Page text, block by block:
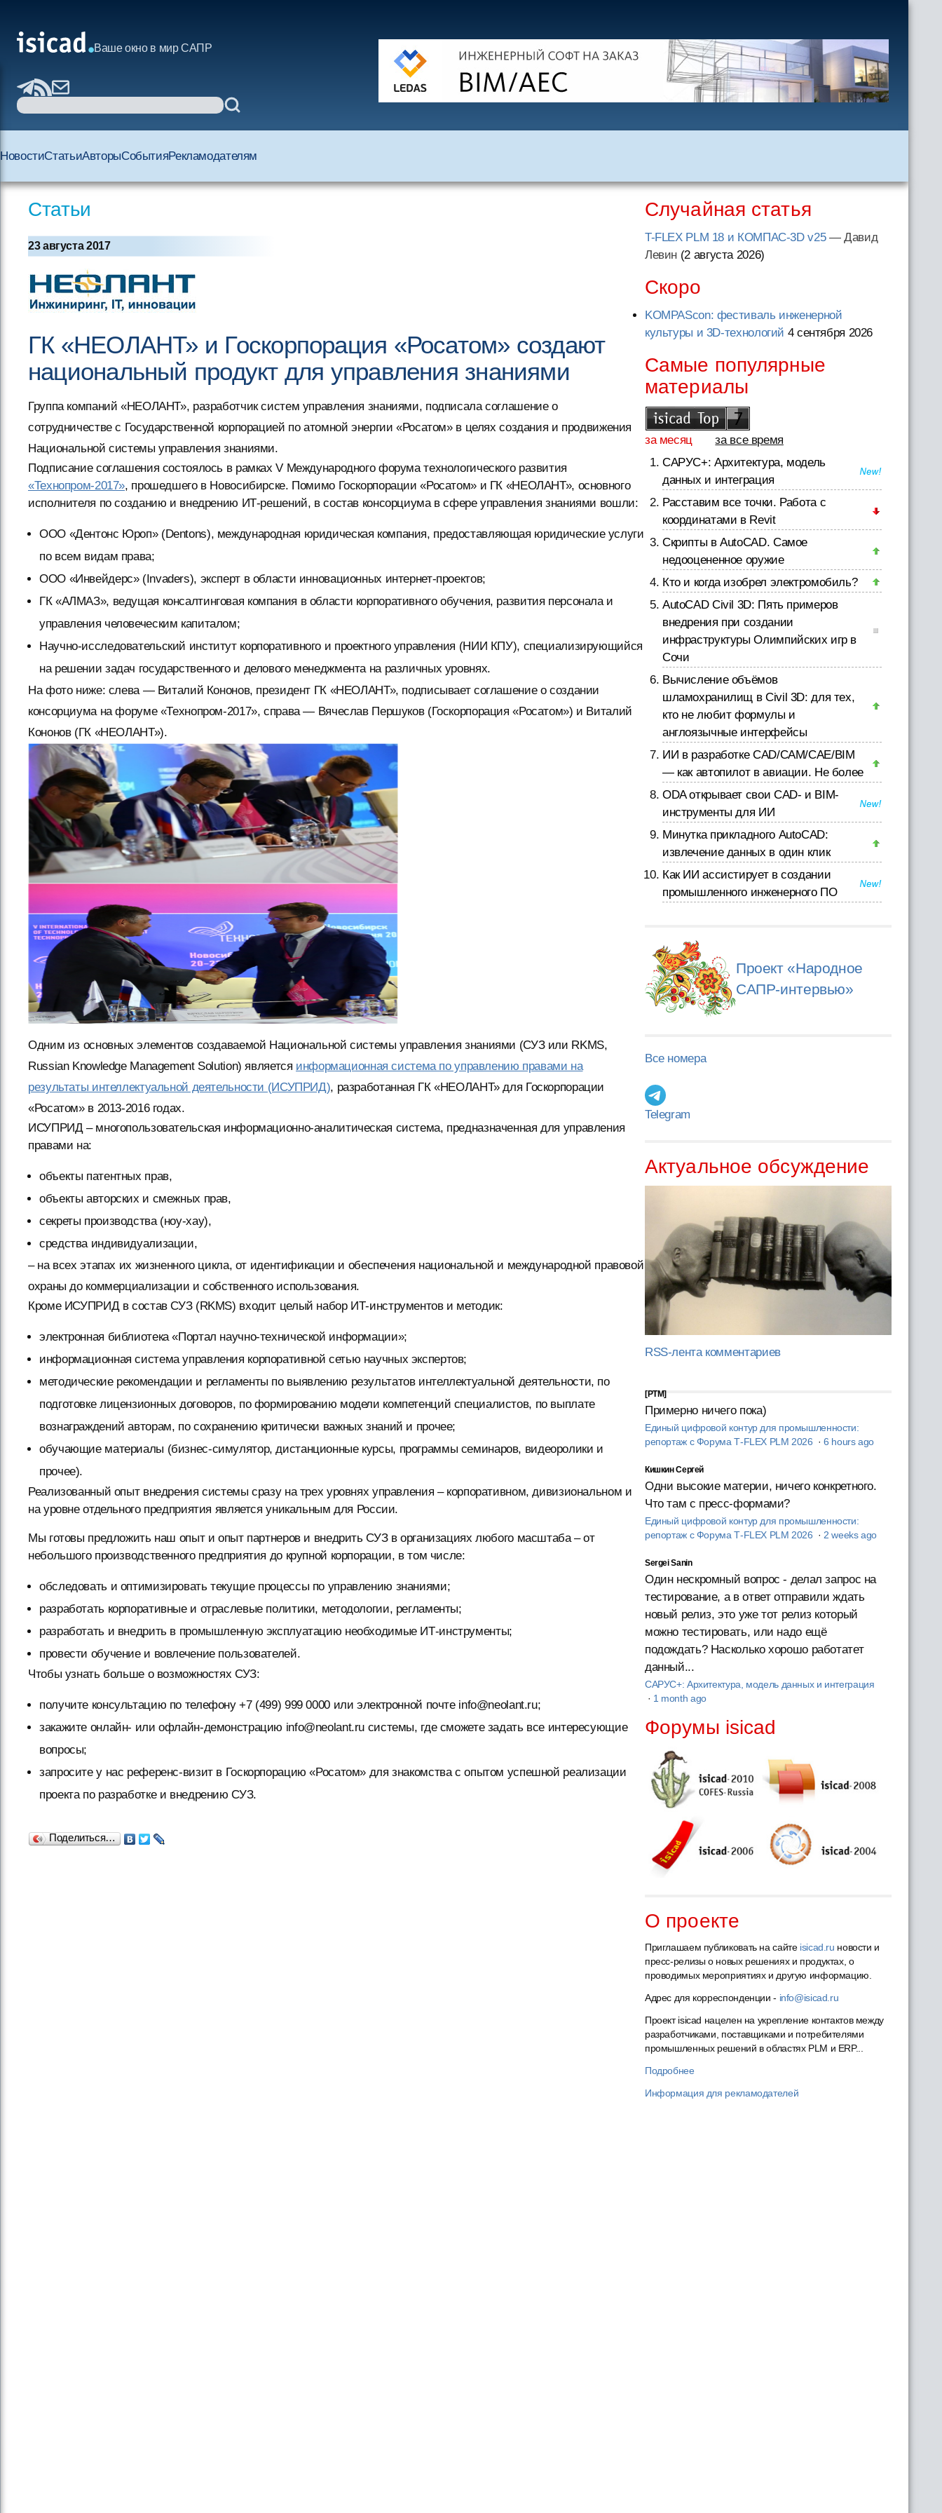
Ваше окно в мир САПР
НовостиСтатьиАвторыСобытияРекламодателям
Статьи
23 августа 2017
ГК «НЕОЛАНТ» и Госкорпорация «Росатом» создают
национальный продукт для управления знаниями
Группа компаний «НЕОЛАНТ», разработчик систем управления знаниями, подписала соглашение о
сотрудничестве с Государственной корпорацией по атомной энергии «Росатом» в целях создания и продвижения
Национальной системы управления знаниями.
Подписание соглашения состоялось в рамках V Международного форума технологического развития
«Технопром-2017», прошедшего в Новосибирске. Помимо Госкорпорации «Росатом» и ГК «НЕОЛАНТ», основного
исполнителя по созданию и внедрению ИТ-решений, в состав консорциума в сфере управления знаниями вошли:
ООО «Дентонс Юроп» (Dentons), международная юридическая компания, предоставляющая юридические услуги
по всем видам права;
ООО «Инвейдерс» (Invaders), эксперт в области инновационных интернет-проектов;
ГК «АЛМАЗ», ведущая консалтинговая компания в области корпоративного обучения, развития персонала и
управления человеческим капиталом;
Научно-исследовательский институт корпоративного и проектного управления (НИИ КПУ), специализирующийся
на решении задач государственного и делового менеджмента на различных уровнях.
На фото ниже: слева — Виталий Кононов, президент ГК «НЕОЛАНТ», подписывает соглашение о создании
консорциума на форуме «Технопром-2017», справа — Вячеслав Першуков (Госкорпорация «Росатом») и Виталий
Кононов (ГК «НЕОЛАНТ»).
Одним из основных элементов создаваемой Национальной системы управления знаниями (СУЗ или RKMS,
Russian Knowledge Management Solution) является информационная система по управлению правами на
результаты интеллектуальной деятельности (ИСУПРИД), разработанная ГК «НЕОЛАНТ» для Госкорпорации
«Росатом» в 2013-2016 годах.
ИСУПРИД – многопользовательская информационно-аналитическая система, предназначенная для управления
правами на:
объекты патентных прав,
объекты авторских и смежных прав,
секреты производства (ноу-хау),
средства индивидуализации,
– на всех этапах их жизненного цикла, от идентификации и обеспечения национальной и международной правовой
охраны до коммерциализации и собственного использования.
Кроме ИСУПРИД в состав СУЗ (RKMS) входит целый набор ИТ-инструментов и методик:
электронная библиотека «Портал научно-технической информации»;
информационная система управления корпоративной сетью научных экспертов;
методические рекомендации и регламенты по выявлению результатов интеллектуальной деятельности, по
подготовке лицензионных договоров, по формированию модели компетенций специалистов, по выплате
вознаграждений авторам, по сохранению критически важных знаний и прочее;
обучающие материалы (бизнес-симулятор, дистанционные курсы, программы семинаров, видеоролики и
прочее).
Реализованный опыт внедрения системы сразу на трех уровнях управления – корпоративном, дивизиональном и
на уровне отдельного предприятия является уникальным для России.
Мы готовы предложить наш опыт и опыт партнеров и внедрить СУЗ в организациях любого масштаба – от
небольшого производственного предприятия до крупной корпорации, в том числе:
обследовать и оптимизировать текущие процессы по управлению знаниями;
разработать корпоративные и отраслевые политики, методологии, регламенты;
разработать и внедрить в промышленную эксплуатацию необходимые ИТ-инструменты;
провести обучение и вовлечение пользователей.
Чтобы узнать больше о возможностях СУЗ:
получите консультацию по телефону +7 (499) 999 0000 или электронной почте info@neolant.ru;
закажите онлайн- или офлайн-демонстрацию info@neolant.ru системы, где сможете задать все интересующие
вопросы;
запросите у нас референс-визит в Госкорпорацию «Росатом» для знакомства с опытом успешной реализации
проекта по разработке и внедрению СУЗ.
Поделиться…
Случайная статья
T-FLEX PLM 18 и КОМПАС-3D v25— Давид
Левин (2 августа 2026)
Скоро
KOMPAScon: фестиваль инженерной
культуры и 3D-технологий 4 сентября 2026
Самые популярные
материалы
за месяц
за все время
САРУС+: Архитектура, модель
данных и интеграция
Расставим все точки. Работа с
координатами в Revit
Скрипты в AutoCAD. Самое
недооцененное оружие
Кто и когда изобрел электромобиль?
AutoCAD Civil 3D: Пять примеров
внедрения при создании
инфраструктуры Олимпийских игр в
Сочи
Вычисление объёмов
шламохранилищ в Civil 3D: для тех,
кто не любит формулы и
англоязычные интерфейсы
ИИ в разработке CAD/CAM/CAE/BIM
— как автопилот в авиации. Не более
ODA открывает свои CAD- и BIM-
инструменты для ИИ
Минутка прикладного AutoCAD:
извлечение данных в один клик
Как ИИ ассистирует в создании
промышленного инженерного ПО
Проект «Народное
САПР-интервью»
Все номера
Telegram
Актуальное обсуждение
RSS-лента комментариев
[PTM]
Примерно ничего пока)
Единый цифровой контур для промышленности:
репортаж с Форума T‑FLEX PLM 2026 ·6 hours ago
Кишкин Сергей
Одни высокие материи, ничего конкретного.
Что там с пресс-формами?
Единый цифровой контур для промышленности:
репортаж с Форума T‑FLEX PLM 2026 · 2 weeks ago
Sergei Sanin
Один нескромный вопрос - делал запрос на
тестирование, а в ответ отправили ждать
новый релиз, это уже тот релиз который
можно тестировать, или надо ещё
подождать? Насколько хорошо работатет
данный...
САРУС+: Архитектура, модель данных и интеграция
· 1 month ago
Форумы isicad
О проекте
Приглашаем публиковать на сайте isicad.ru новости и
пресс-релизы о новых решениях и продуктах, о
проводимых мероприятиях и другую информацию.
Адрес для корреспонденции - info@isicad.ru
Проект isicad нацелен на укрепление контактов между
разработчиками, поставщиками и потребителями
промышленных решений в областях PLM и ERP...
Подробнее
Информация для рекламодателей